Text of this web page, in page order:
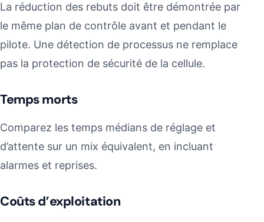
La réduction des rebuts doit être démontrée par
le même plan de contrôle avant et pendant le
pilote. Une détection de processus ne remplace
pas la protection de sécurité de la cellule.
Temps morts
Comparez les temps médians de réglage et
d’attente sur un mix équivalent, en incluant
alarmes et reprises.
Coûts d’exploitation